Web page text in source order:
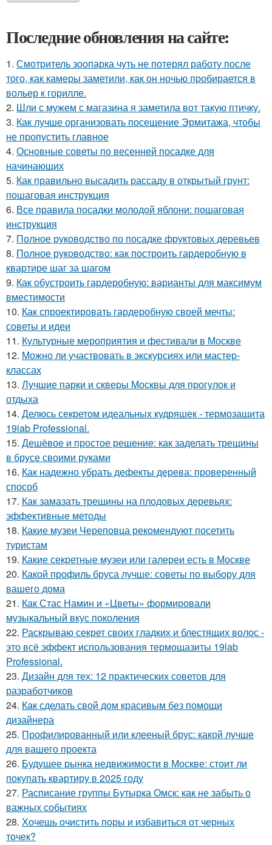
Последние обновления на сайте:
1. Смотритель зоопарка чуть не потерял работу после
того, как камеры заметили, как он ночью пробирается в
вольер к горилле.
2. Шли с мужем с магазина я заметила вот такую птичку.
3. Как лучше организовать посещение Эрмитажа, чтобы
не пропустить главное
4. Основные советы по весенней посадке для
начинающих
5. Как правильно высадить рассаду в открытый грунт:
пошаговая инструкция
6. Все правила посадки молодой яблони: пошаговая
инструкция
7. Полное руководство по посадке фруктовых деревьев
8. Полное руководство: как построить гардеробную в
квартире шаг за шагом
9. Как обустроить гардеробную: варианты для максимум
вместимости
10. Как спроектировать гардеробную своей мечты:
советы и идеи
11. Культурные мероприятия и фестивали в Москве
12. Можно ли участвовать в экскурсиях или мастер-
классах
13. Лучшие парки и скверы Москвы для прогулок и
отдыха
14. Делюсь секретом идеальных кудряшек - термозащита
19lab Professional.
15. Дешёвое и простое решение: как заделать трещины
в брусе своими руками
16. Как надежно убрать дефекты дерева: проверенный
способ
17. Как замазать трещины на плодовых деревьях:
эффективные методы
18. Какие музеи Череповца рекомендуют посетить
туристам
19. Какие секретные музеи или галереи есть в Москве
20. Какой профиль бруса лучше: советы по выбору для
вашего дома
21. Как Стас Намин и «Цветы» формировали
музыкальный вкус поколения
22. Раскрываю секрет своих гладких и блестящих волос -
это всё эффект использования термощазиты 19lab
Professional.
23. Дизайн для тех: 12 практических советов для
разработчиков
24. Как сделать свой дом красивым без помощи
дизайнера
25. Профилированный или клееный брус: какой лучше
для вашего проекта
26. Будущее рынка недвижимости в Москве: стоит ли
покупать квартиру в 2025 году
27. Расписание группы Бутырка Омск: как не забыть о
важных событиях
28. Хочешь очистить поры и избавиться от черных
точек?